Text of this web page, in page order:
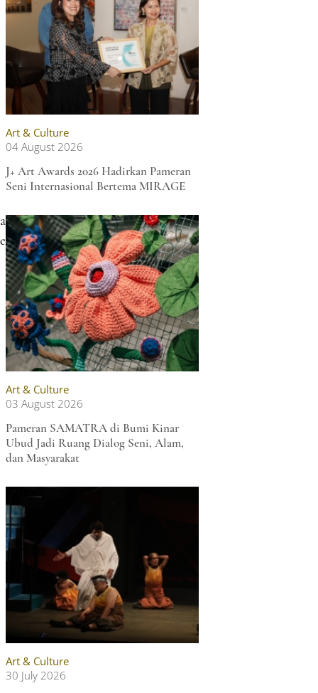
Art & Culture
04 August 2026
J+ Art Awards 2026 Hadirkan Pameran
Seni Internasional Bertema MIRAGE
Art & Culture
03 August 2026
Pameran SAMATRA di Bumi Kinar
Ubud Jadi Ruang Dialog Seni, Alam,
dan Masyarakat
Art & Culture
30 July 2026